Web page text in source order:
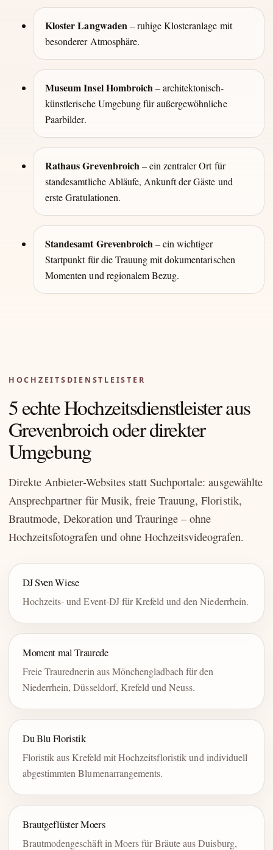
Kloster Langwaden – ruhige Klosteranlage mit
besonderer Atmosphäre.
Museum Insel Hombroich– architektonisch-
künstlerische Umgebung für außergewöhnliche
Paarbilder.
Rathaus Grevenbroich– ein zentraler Ort für
standesamtliche Abläufe, Ankunft der Gäste und
erste Gratulationen.
Standesamt Grevenbroich– ein wichtiger
Startpunkt für die Trauung mit dokumentarischen
Momenten und regionalem Bezug.
HOCHZEITSDIENSTLEISTER
5 echte Hochzeitsdienstleister aus
Grevenbroich oder direkter
Umgebung
Direkte Anbieter-Websites statt Suchportale: ausgewählte
Ansprechpartner für Musik, freie Trauung, Floristik,
Brautmode, Dekoration und Trauringe – ohne
Hochzeitsfotografen und ohne Hochzeitsvideografen.
DJ Sven Wiese
Hochzeits- und Event-DJ für Krefeld und den Niederrhein.
Moment mal Traurede
Freie Traurednerin aus Mönchengladbach für den
Niederrhein, Düsseldorf, Krefeld und Neuss.
Du Blu Floristik
Floristik aus Krefeld mit Hochzeitsfloristik und individuell
abgestimmten Blumenarrangements.
Brautgeflüster Moers
Brautmodengeschäft in Moers für Bräute aus Duisburg,